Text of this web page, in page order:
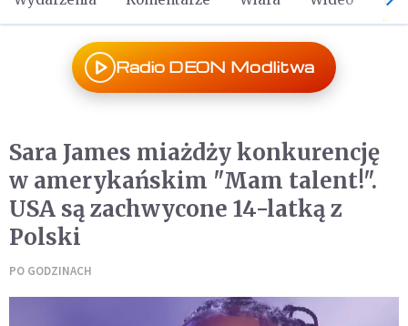
Radio DEON Modlitwa
Sara James miażdży konkurencję
w amerykańskim "Mam talent!".
USA są zachwycone 14-latką z
Polski
PO GODZINACH